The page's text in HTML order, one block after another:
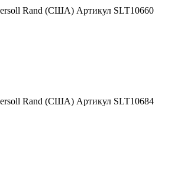
Rand (США) Артикул SLT10660
Rand (США) Артикул SLT10684